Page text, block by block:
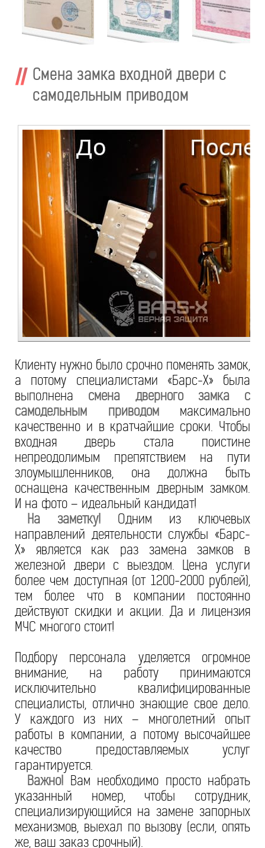
Смена замка входной двери с
самодельным приводом
Клиенту нужно было срочно поменять замок,
а потому специалистами «Барс-Х» была
выполнена смена дверного замка с
самодельным приводоммаксимально
качественно и в кратчайшие сроки. Чтобы
входная дверь стала поистине
непреодолимым препятствием на пути
злоумышленников, она должна быть
оснащена качественным дверным замком.
И на фото – идеальный кандидат!
На заметку! Одним из ключевых
направлений деятельности службы «Барс-
Х» является как раз замена замков в
железной двери с выездом. Цена услуги
более чем доступная (от 1200-2000 рублей),
тем более что в компании постоянно
действуют скидки и акции. Да и лицензия
МЧС многого стоит!
Подбору персонала уделяется огромное
внимание, на работу принимаются
исключительно квалифицированные
специалисты, отлично знающие свое дело.
У каждого из них – многолетний опыт
работы в компании, а потому высочайшее
качество предоставляемых услуг
гарантируется.
Важно! Вам необходимо просто набрать
указанный номер, чтобы сотрудник,
специализирующийся на замене запорных
механизмов, выехал по вызову (если, опять
же, ваш заказ срочный).